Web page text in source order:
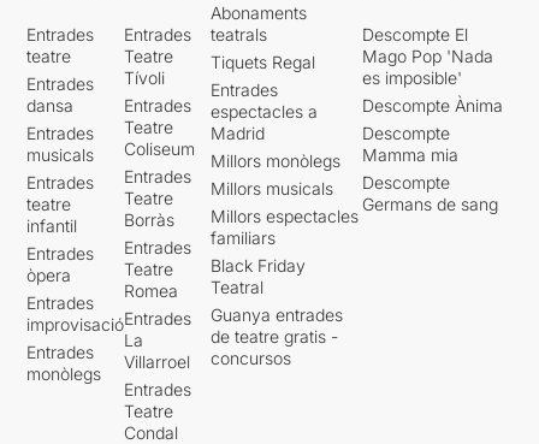
Entrades
teatre
Entrades
dansa
Entrades
musicals
Entrades
teatre
infantil
Entrades
òpera
Entrades
improvisació
Entrades
monòlegs
Entrades
Teatre
Tívoli
Entrades
Teatre
Coliseum
Entrades
Teatre
Borràs
Entrades
Teatre
Romea
Entrades
La
Villarroel
Entrades
Teatre
Condal
Abonaments
teatrals
Tiquets Regal
Entrades
espectacles a
Madrid
Millors monòlegs
Millors musicals
Millors espectacles
familiars
Black Friday
Teatral
Guanya entrades
de teatre gratis -
concursos
Descompte El
Mago Pop 'Nada
es imposible'
Descompte Ànima
Descompte
Mamma mia
Descompte
Germans de sang